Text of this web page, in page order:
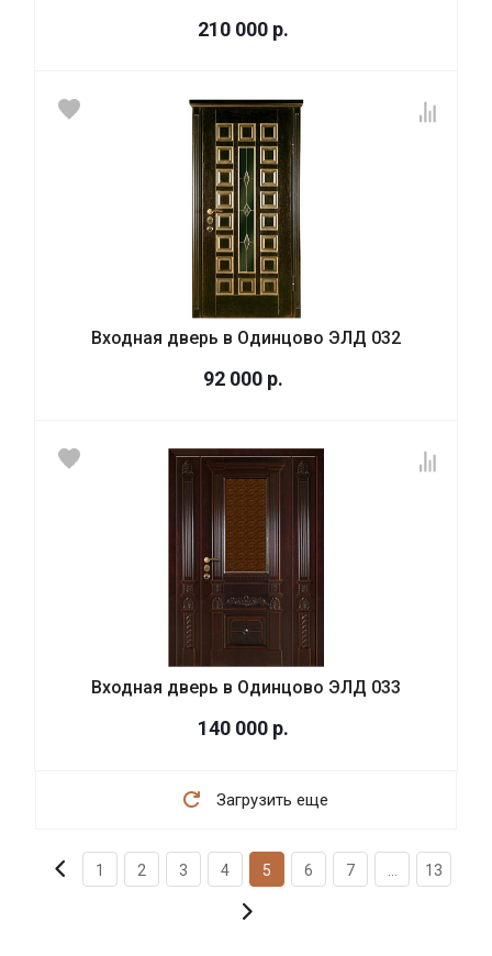
210 000 р.
Входная дверь в Одинцово ЭЛД 032
92 000 р.
Входная дверь в Одинцово ЭЛД 033
140 000 р.
Загрузить еще
1 2 3 4 5 6 7 13